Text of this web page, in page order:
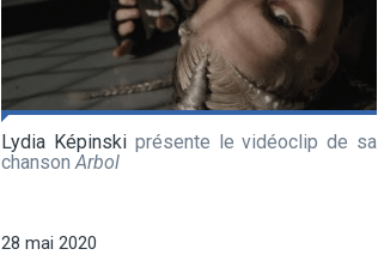
Lydia Képinskiprésente le vidéoclip de sa
chansonArbol
28 mai 2020